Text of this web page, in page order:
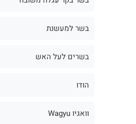
בשר למעשנת
בשרים לעל האש
הודו
וואגיו Wagyu